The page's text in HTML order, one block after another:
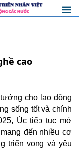
cao
cho lao động
sống tốt và chính
Úc tiếp tục mở
đến nhiều cơ
triển vọng và yêu